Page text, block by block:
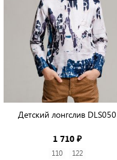
Детский лонгслив DLS050
1 710 ₽
110 122